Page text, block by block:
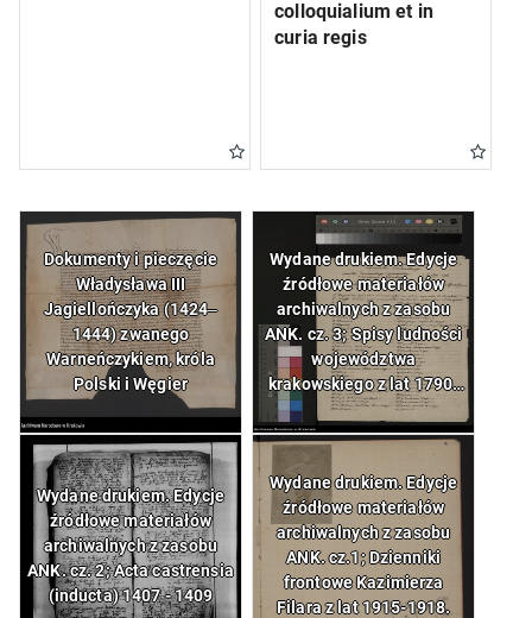
colloquialium et in
curia regis
Dokumenty i pieczęcie
Władysława III
Jagiellończyka (1424‒
1444) zwanego
Warneńczykiem, króla
Polski i Węgier
Wydane drukiem. Edycje
źródłowe materiałów
archiwalnych z zasobu
ANK. cz. 3; Spisy ludności
województwa
krakowskiego z lat 1790-
1792. Spis ludności
żydowskiej województwa
Wydane drukiem. Edycje
źródłowe materiałów
archiwalnych z zasobu
ANK. cz. 2; Acta castrensia
(inducta) 1407 - 1409
Wydane drukiem. Edycje
źródłowe materiałów
archiwalnych z zasobu
ANK. cz.1; Dzienniki
frontowe Kazimierza
Filara z lat 1915-1918.